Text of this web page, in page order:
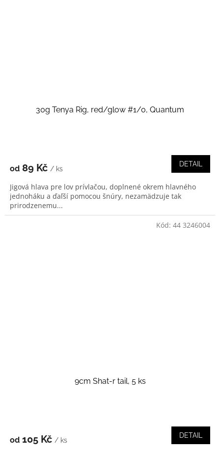
30g Tenya Rig, red/glow #1/0, Quantum
od 89 Kč / ks
DETAIL
Jigová hlava pre lov prívlačou, doplnené okrem hlavného
jednoháku a ďaľší pomocou šnúry, nezamädzuje tak
prirodzenemu...
9cm Shat-r tail, 5 ks
od 105 Kč / ks
DETAIL
Kód: 44 3246004